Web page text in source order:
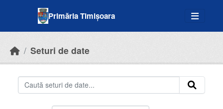
Primăria Timișoara
Seturi de date